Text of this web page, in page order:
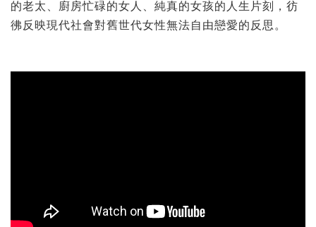
的老太、廚房忙碌的女人、純真的女孩的人生片刻，彷
彿反映現代社會對舊世代女性無法自由戀愛的反思。